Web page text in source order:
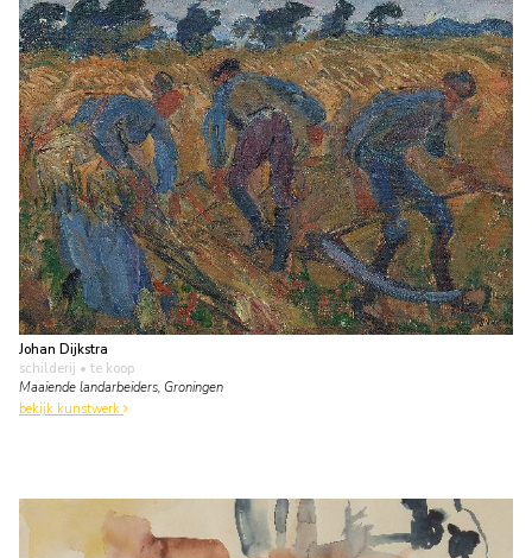
Johan Dijkstra
schilderij • te koop
Maaiende landarbeiders, Groningen
bekijk kunstwerk